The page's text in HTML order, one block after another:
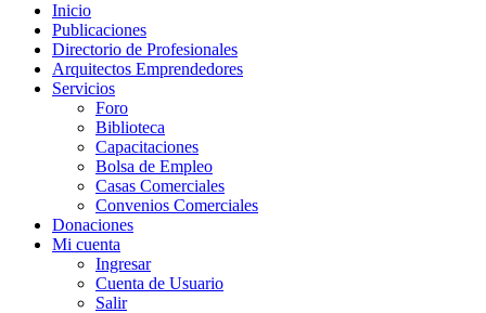
Inicio
Publicaciones
Directorio de Profesionales
Arquitectos Emprendedores
Servicios
Foro
Biblioteca
Capacitaciones
Bolsa de Empleo
Casas Comerciales
Convenios Comerciales
Donaciones
Mi cuenta
Ingresar
Cuenta de Usuario
Salir